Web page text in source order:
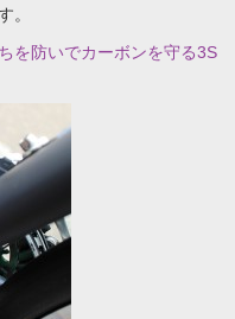
。
を防いでカーボンを守る3S